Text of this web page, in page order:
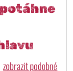
zobrazit podobné